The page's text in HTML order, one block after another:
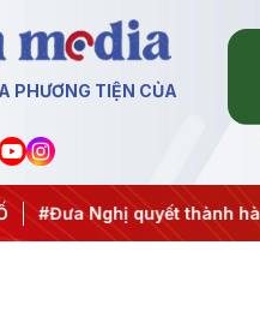
PHƯƠNG TIỆN CỦA
quyết thành hành động